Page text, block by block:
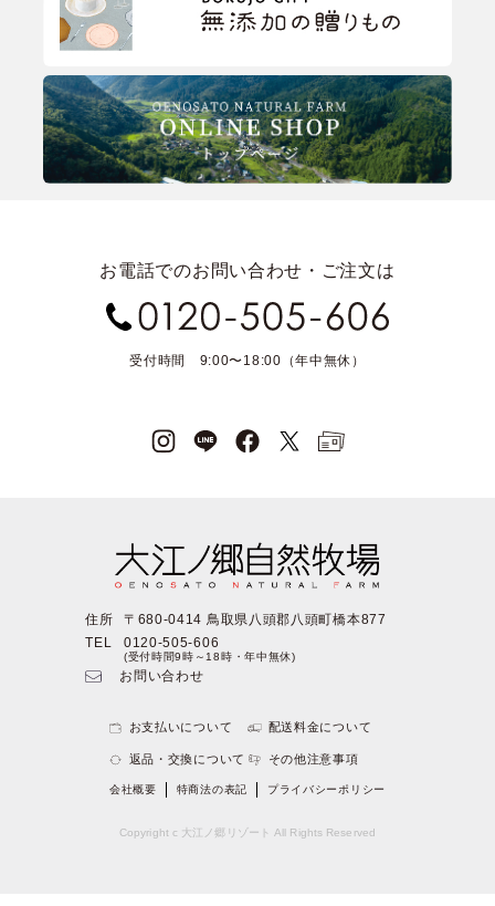
お電話でのお問い合わせ・ご注文は
受付時間 9:00〜18:00（年中無休）
住所
〒680-0414 鳥取県八頭郡八頭町橋本877
TEL
0120-505-606
(受付時間9時～18時・年中無休)
お問い合わせ
お支払いについて 配送料金について
返品・交換について その他注意事項
会社概要 特商法の表記 プライバシーポリシー
Copyright c 大江ノ郷リゾート All Rights Reserved